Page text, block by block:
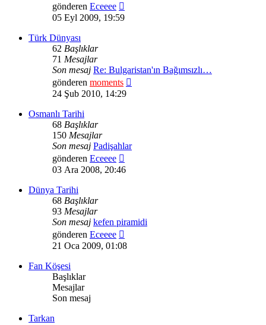
gönderen Eceeee
mesajı
05 Eyl 2009, 19:59
Türk Dünyası
62 Başlıklar
71 Mesajlar
Son mesaj Re: Bulgaristan'ın Bağımsızlı…
gönderen moments
24 Şub 2010, 14:29
Osmanlı Tarihi
68 Başlıklar
150 Mesajlar
Son mesaj Padişahlar
gönderen Eceeee
mesajı
03 Ara 2008, 20:46
Dünya Tarihi
68 Başlıklar
93 Mesajlar
Son mesaj kefen piramidi
gönderen Eceeee
mesajı
21 Oca 2009, 01:08
Fan Köşesi
Başlıklar
Mesajlar
Son mesaj
Tarkan